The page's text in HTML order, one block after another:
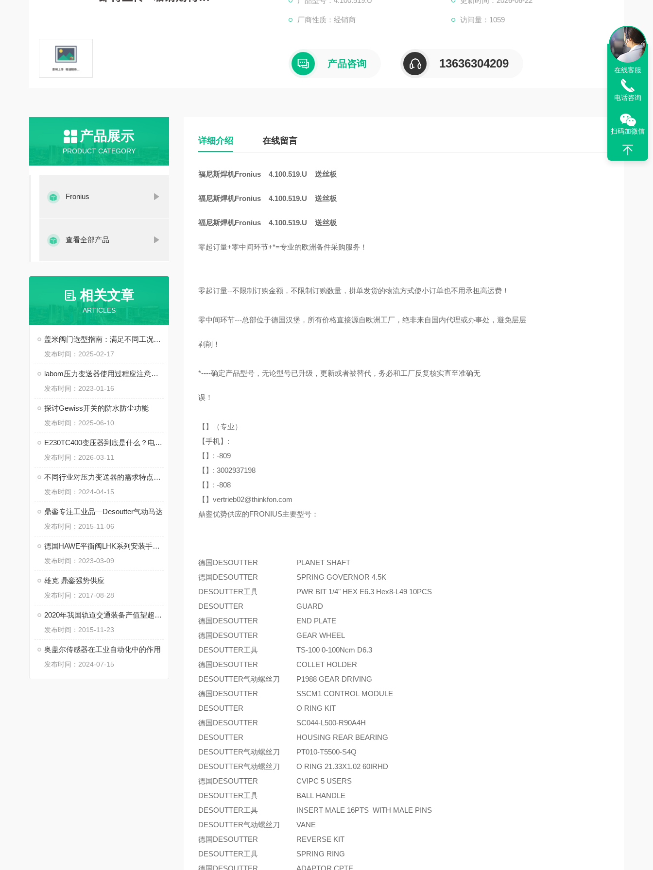
厂商性质：经销商 访问量：1059
产品咨询 13636304209
产品展示
PRODUCT CATEGORY
Fronius
查看全部产品
相关文章
ARTICLES
盖米阀门选型指南：满足不同工况需求
发布时间：2025-02-17
labom压力变送器使用过程应注意的几个情况
发布时间：2023-01-16
探讨Gewiss开关的防水防尘功能
发布时间：2025-06-10
E230TC400变压器到底是什么？电力系统里的 “心脏” 角色
发布时间：2026-03-11
不同行业对压力变送器的需求特点分析
发布时间：2024-04-15
鼎銮专注工业品—Desoutter气动马达
发布时间：2015-11-06
德国HAWE平衡阀LHK系列安装手册资料下载
发布时间：2023-03-09
雄克 鼎銮强势供应
发布时间：2017-08-28
2020年我国轨道交通装备产值望超过6千亿元
发布时间：2015-11-23
奥盖尔传感器在工业自动化中的作用
发布时间：2024-07-15
详细介绍 在线留言
福尼斯焊机Fronius 4.100.519.U 送丝板
福尼斯焊机Fronius 4.100.519.U 送丝板
福尼斯焊机Fronius 4.100.519.U 送丝板
零起订量+零中间环节+*=专业的欧洲备件采购服务！
零起订量--不限制订购金额，不限制订购数量，拼单发货的物流方式使小订单也不用承担高运费！
零中间环节---总部位于德国汉堡，所有价格直接源自欧洲工厂，绝非来自国内代理或办事处，避免层层
剥削！
*----确定产品型号，无论型号已升级，更新或者被替代，务必和工厂反复核实直至准确无
误！
【】（专业）
【手机】:
【】: -809
【】: 3002937198
【】: -808
【】vertrieb02@thinkfon.com
鼎銮优势供应的FRONIUS主要型号：
德国DESOUTTER
PLANET SHAFT
德国DESOUTTER
SPRING GOVERNOR 4.5K
DESOUTTER工具
PWR BIT 1/4" HEX E6.3 Hex8-L49 10PCS
DESOUTTER
GUARD
德国DESOUTTER
END PLATE
德国DESOUTTER
GEAR WHEEL
DESOUTTER工具
TS-100 0-100Ncm D6.3
德国DESOUTTER
COLLET HOLDER
DESOUTTER气动螺丝刀
P1988 GEAR DRIVING
德国DESOUTTER
SSCM1 CONTROL MODULE
DESOUTTER
O RING KIT
德国DESOUTTER
SC044-L500-R90A4H
DESOUTTER
HOUSING REAR BEARING
DESOUTTER气动螺丝刀
PT010-T5500-S4Q
DESOUTTER气动螺丝刀
O RING 21.33X1.02 60IRHD
德国DESOUTTER
CVIPC 5 USERS
DESOUTTER工具
BALL HANDLE
DESOUTTER工具
INSERT MALE 16PTS WITH MALE PINS
DESOUTTER气动螺丝刀
VANE
德国DESOUTTER
REVERSE KIT
DESOUTTER工具
SPRING RING
德国DESOUTTER
ADAPTOR CPTE
在线客服
电话咨询
扫码加微信